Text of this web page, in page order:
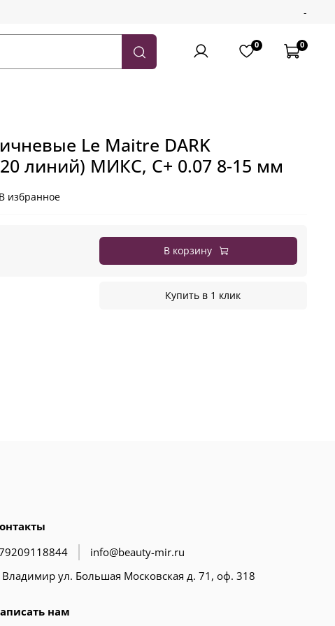
-
0 0
Le Maitre DARK
линий) МИКС, C+ 0.07 8-15 мм
В избранное
В корзину
Купить в 1 клик
info@beauty-mir.ru
Владимир ул. Большая Московская д. 71, оф. 318
нам